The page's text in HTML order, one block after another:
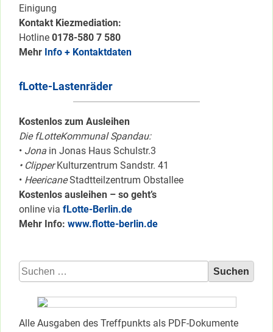
Einigung
Kontakt Kiezmediation:
Hotline 0178-580 7 580
Mehr Info + Kontaktdaten
fLotte-Lastenräder
Kostenlos zum Ausleihen
Die fLotteKommunal Spandau:
• Jona in Jonas Haus Schulstr.3
• ClipperKulturzentrum Sandstr. 41
• HeericaneStadtteilzentrum Obstallee
Kostenlos ausleihen – so geht’s
online via fLotte-Berlin.de
Mehr Info: www.flotte-berlin.de
Suchen
nach:
Alle Ausgaben des Treffpunkts als PDF-Dokumente